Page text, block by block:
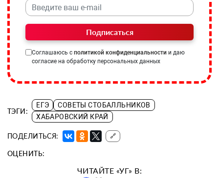
Подписаться
Соглашаюсь с политикой конфиденциальности и даю
согласие на обработку персональных данных
ТЭГИ:
ЕГЭ
СОВЕТЫ СТОБАЛЛЬНИКОВ
ХАБАРОВСКИЙ КРАЙ
ПОДЕЛИТЬСЯ: 🔗
ОЦЕНИТЬ:
ЧИТАЙТЕ «УГ» В: